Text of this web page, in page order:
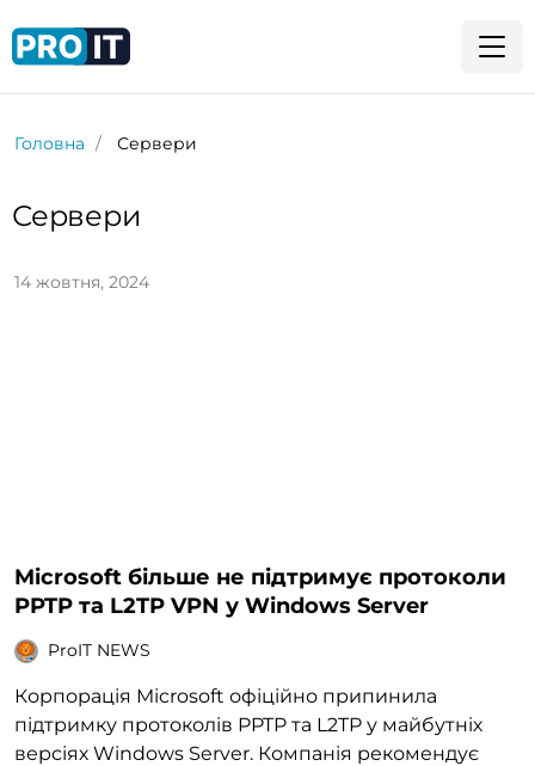
Головна Сервери
Сервери
14 жовтня, 2024
Microsoft більше не підтримує протоколи
PPTP та L2TP VPN у Windows Server
ProIT NEWS
Корпорація Microsoft офіційно припинила
підтримку протоколів PPTP та L2TP у майбутніх
версіях Windows Server. Компанія рекомендує